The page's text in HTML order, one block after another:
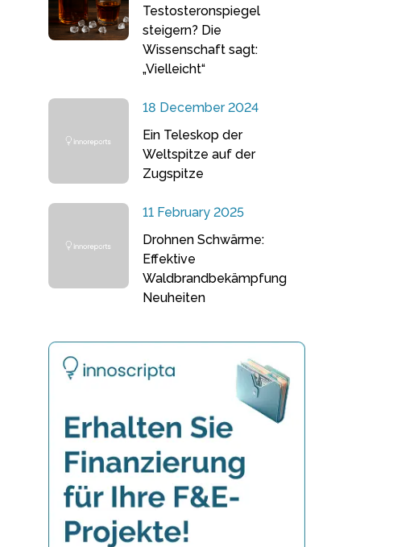
Testosteronspiegel
steigern? Die
Wissenschaft sagt:
„Vielleicht“
18 December 2024
Ein Teleskop der
Weltspitze auf der
Zugspitze
11 February 2025
Drohnen Schwärme:
Effektive
Waldbrandbekämpfung
Neuheiten